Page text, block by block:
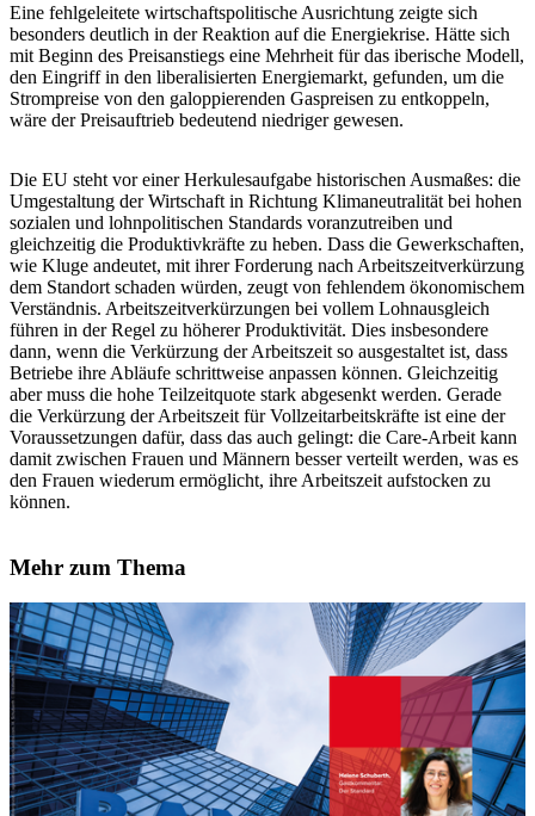
Eine fehlgeleitete wirtschaftspolitische Ausrichtung zeigte sich
besonders deutlich in der Reaktion auf die Energiekrise. Hätte sich
mit Beginn des Preisanstiegs eine Mehrheit für das iberische Modell,
den Eingriff in den liberalisierten Energiemarkt, gefunden, um die
Strompreise von den galoppierenden Gaspreisen zu entkoppeln,
wäre der Preisauftrieb bedeutend niedriger gewesen.
Die EU steht vor einer Herkulesaufgabe historischen Ausmaßes: die
Umgestaltung der Wirtschaft in Richtung Klimaneutralität bei hohen
sozialen und lohnpolitischen Standards voranzutreiben und
gleichzeitig die Produktivkräfte zu heben. Dass die Gewerkschaften,
wie Kluge andeutet, mit ihrer Forderung nach Arbeitszeitverkürzung
dem Standort schaden würden, zeugt von fehlendem ökonomischem
Verständnis. Arbeitszeitverkürzungen bei vollem Lohnausgleich
führen in der Regel zu höherer Produktivität. Dies insbesondere
dann, wenn die Verkürzung der Arbeitszeit so ausgestaltet ist, dass
Betriebe ihre Abläufe schrittweise anpassen können. Gleichzeitig
aber muss die hohe Teilzeitquote stark abgesenkt werden. Gerade
die Verkürzung der Arbeitszeit für Vollzeitarbeitskräfte ist eine der
Voraussetzungen dafür, dass das auch gelingt: die Care-Arbeit kann
damit zwischen Frauen und Männern besser verteilt werden, was es
den Frauen wiederum ermöglicht, ihre Arbeitszeit aufstocken zu
können.
Mehr zum Thema